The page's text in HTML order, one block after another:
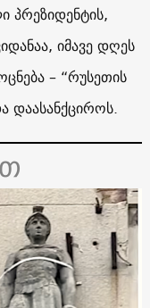
პრეზიდენტის,
იმავე დღეს
– “რუსეთის
დაასანქციროს.